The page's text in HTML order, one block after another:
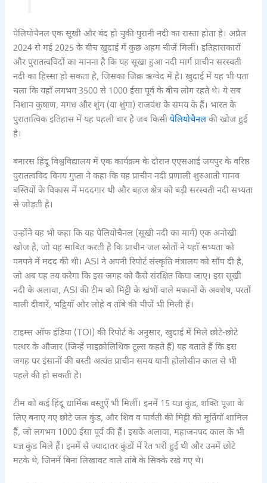
पेलियोचैनल एक सूखी और बंद हो चुकी पुरानी नदी का रास्ता होता है। अप्रैल
2024 से मई 2025 के बीच खुदाई में कुछ अहम चीजें मिलीं। इतिहासकारों
और पुरातत्वविदों का मानना है कि यह सूखा हुआ नदी मार्ग प्राचीन सरस्वती
नदी का हिस्सा हो सकता है, जिसका जिक्र ऋग्वेद में है। खुदाई में यह भी पता
चला कि यहाँ लगभग 3500 से 1000 ईसा पूर्व के बीच लोग रहते थे। ये सब
निशान कुषाण, मगध और शुंग (या शुंगा) राजवंश के समय के हैं। भारत के
पुरातात्विक इतिहास में यह पहली बार है जब किसीपेलियोचैनलकी खोज हुई
है।
बनारस हिंदू विश्वविद्यालय में एक कार्यक्रम के दौरान एएसआई जयपुर के वरिष्ठ
पुरातत्वविद विनय गुप्ता ने कहा कि यह प्राचीन नदी प्रणाली शुरुआती मानव
बस्तियों के विकास में मददगार थी और बहज क्षेत्र को बड़ी सरस्वती नदी सभ्यता
से जोड़ती है।
उन्होंने यह भी कहा कि यह पेलियोचैनल (सूखी नदी का मार्ग) एक अनोखी
खोज है, जो यह साबित करती है कि प्राचीन जल स्रोतों ने यहाँ सभ्यता को
पनपने में मदद की थी। ASI ने अपनी रिपोर्ट संस्कृति मंत्रालय को सौंप दी है,
जो अब यह तय करेगा कि इस जगह को कैसे संरक्षित किया जाए। इस सूखी
नदी के अलावा, ASI की टीम को मिट्टी के खंभों वाले मकानों के अवशेष, परतों
वाली दीवारें, भट्ठियाँ और लोहे व ताँबे की चीजें भी मिली हैं।
टाइम्स ऑफ इंडिया (TOI) की रिपोर्ट के अनुसार, खुदाई में मिले छोटे-छोटे
पत्थर के औजार (जिन्हें माइक्रोलिथिक टूल्स कहते हैं) यह बताते हैं कि इस
जगह पर इंसानों की बस्ती अत्यंत प्राचीन समय यानी होलोसीन काल से भी
पहले की हो सकती है।
टीम को कई हिंदू धार्मिक वस्तुएँ भी मिलीं। इनमें 15 यज्ञ कुंड, शक्ति पूजा के
लिए बनाए गए छोटे जल कुंड, और शिव व पार्वती की मिट्टी की मूर्तियाँ शामिल
हैं, जो लगभग 1000 ईसा पूर्व की हैं। इसके अलावा, महाजनपद काल के भी
यज्ञ कुंड मिले हैं। इनमें से ज्यादातर कुंडों में रेत भरी हुई थी और उनमें छोटे
मटके थे, जिनमें बिना लिखावट वाले तांबे के सिक्के रखे गए थे।